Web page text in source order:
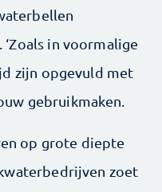
in voormalige
zijn opgevuld met
gebruikmaken.
op grote diepte
zoet